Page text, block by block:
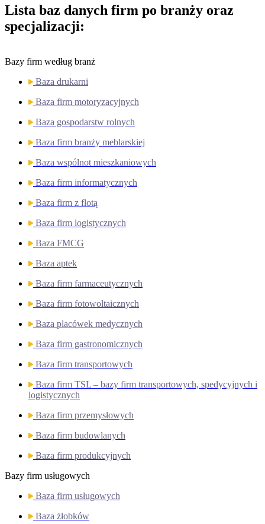
Lista baz danych firm po branży oraz
specjalizacji:
Bazy firm według branż
Baza drukarni
Baza firm motoryzacyjnych
Baza gospodarstw rolnych
Baza firm branży meblarskiej
Baza wspólnot mieszkaniowych
Baza firm informatycznych
Baza firm z flotą
Baza firm logistycznych
Baza FMCG
Baza aptek
Baza firm farmaceutycznych
Baza firm fotowoltaicznych
Baza placówek medycznych
Baza firm gastronomicznych
Baza firm transportowych
Baza firm TSL – bazy firm transportowych, spedycyjnych i
logistycznych
Baza firm przemysłowych
Baza firm budowlanych
Baza firm produkcyjnych
Bazy firm usługowych
Baza firm usługowych
Baza żłobków